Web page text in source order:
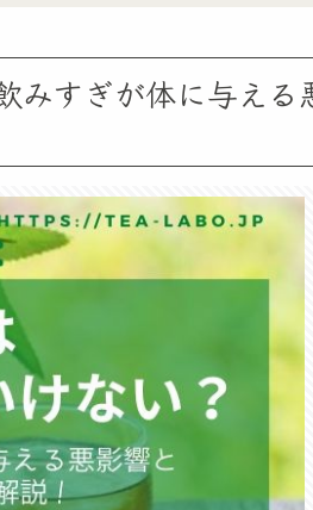
みすぎが体に与える